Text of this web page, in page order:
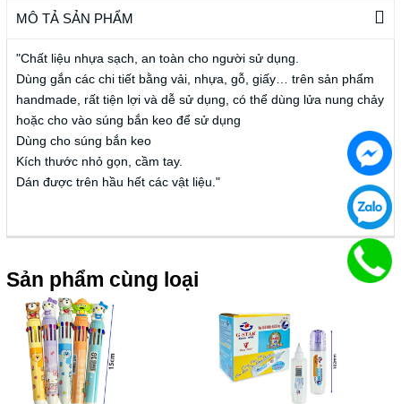
MÔ TẢ SẢN PHẨM
"Chất liệu nhựa sạch, an toàn cho người sử dụng.
Dùng gắn các chi tiết bằng vải, nhựa, gỗ, giấy… trên sản phẩm
handmade, rất tiện lợi và dễ sử dụng, có thể dùng lửa nung chảy
hoặc cho vào súng bắn keo để sử dụng
Dùng cho súng bắn keo
Kích thước nhỏ gọn, cầm tay.
Dán được trên hầu hết các vật liệu."
Sản phẩm cùng loại